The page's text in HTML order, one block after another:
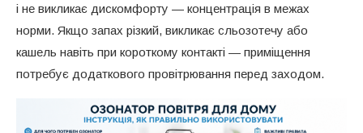
і не викликає дискомфорту — концентрація в межах
норми. Якщо запах різкий, викликає сльозотечу або
кашель навіть при короткому контакті — приміщення
потребує додаткового провітрювання перед заходом.